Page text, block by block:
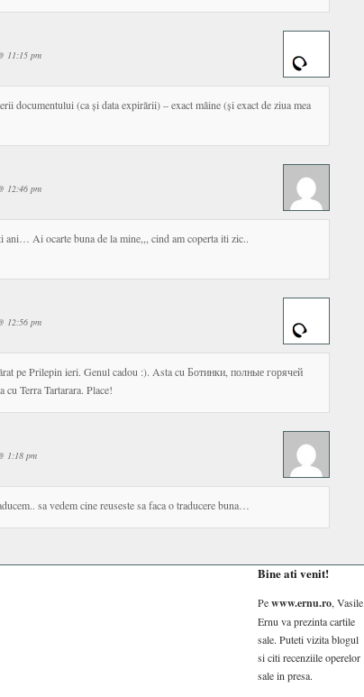
11:15 pm
documentului (ca și data expirării) – exact mâine (și exact de ziua mea
12:46 pm
ani… Ai ocarte buna de la mine,,, cind am coperta iti zic..
12:56 pm
pe Prilepin ieri. Genul cadou :). Asta cu Ботинки, полные горячей
cu Terra Tartarara. Place!
1:18 pm
sa vedem cine reuseste sa faca o traducere buna…
Bine ati venit!
Pewww.ernu.ro, Vasile
Ernu va prezinta cartile
sale. Puteti vizita blogul
si citi recenziile operelor
sale in presa.